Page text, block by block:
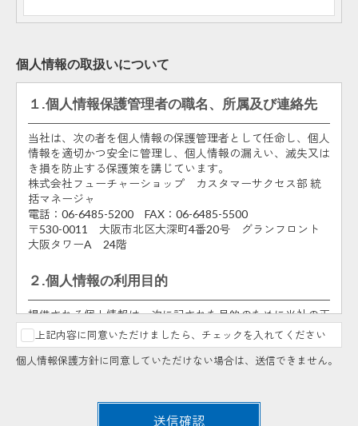
個人情報の取扱いについて
１.個人情報保護管理者の職名、所属及び連絡先
当社は、次の者を個人情報の保護管理者として任命し、個人
情報を適切かつ安全に管理し、個人情報の漏えい、滅失又は
き損を防止する保護策を講じています。
株式会社フューチャーショップ カスタマーサクセス部 統
括マネージャ
電話：06-6485-5200 FAX：06-6485-5500
〒530-0011 大阪市北区大深町4番20号 グランフロント
大阪タワーA 24階
２.個人情報の利用目的
提供される個人情報は、次に記された目的のために当社の正
当な事業範囲内で利用いたします。
申込まれた方の人数把握及び説明会・勉強会・アカデミ
ー・セミナー受付での御本人様の確認のため。
ー・セミナーの中止、満席・キャンセル情報のご連絡の
上記内容に同意いただけましたら、チェックを入れてください
個人情報保護方針に同意していただけない場合は、送信できません。
送信確認